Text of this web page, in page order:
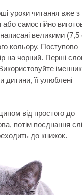
уроки читання вже з
самостійно
великими
кольору. Поступово
на чорний. Перші
дитини, її улюблені
від простого до
потім поєднання
до книжок.